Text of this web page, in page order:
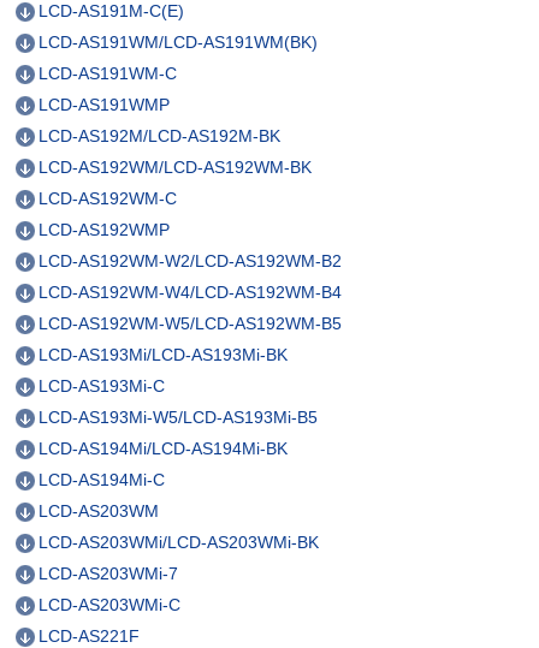
LCD-AS191M-C(E)
LCD-AS191WM/LCD-AS191WM(BK)
LCD-AS191WM-C
LCD-AS191WMP
LCD-AS192M/LCD-AS192M-BK
LCD-AS192WM/LCD-AS192WM-BK
LCD-AS192WM-C
LCD-AS192WMP
LCD-AS192WM-W2/LCD-AS192WM-B2
LCD-AS192WM-W4/LCD-AS192WM-B4
LCD-AS192WM-W5/LCD-AS192WM-B5
LCD-AS193Mi/LCD-AS193Mi-BK
LCD-AS193Mi-C
LCD-AS193Mi-W5/LCD-AS193Mi-B5
LCD-AS194Mi/LCD-AS194Mi-BK
LCD-AS194Mi-C
LCD-AS203WM
LCD-AS203WMi/LCD-AS203WMi-BK
LCD-AS203WMi-7
LCD-AS203WMi-C
LCD-AS221F